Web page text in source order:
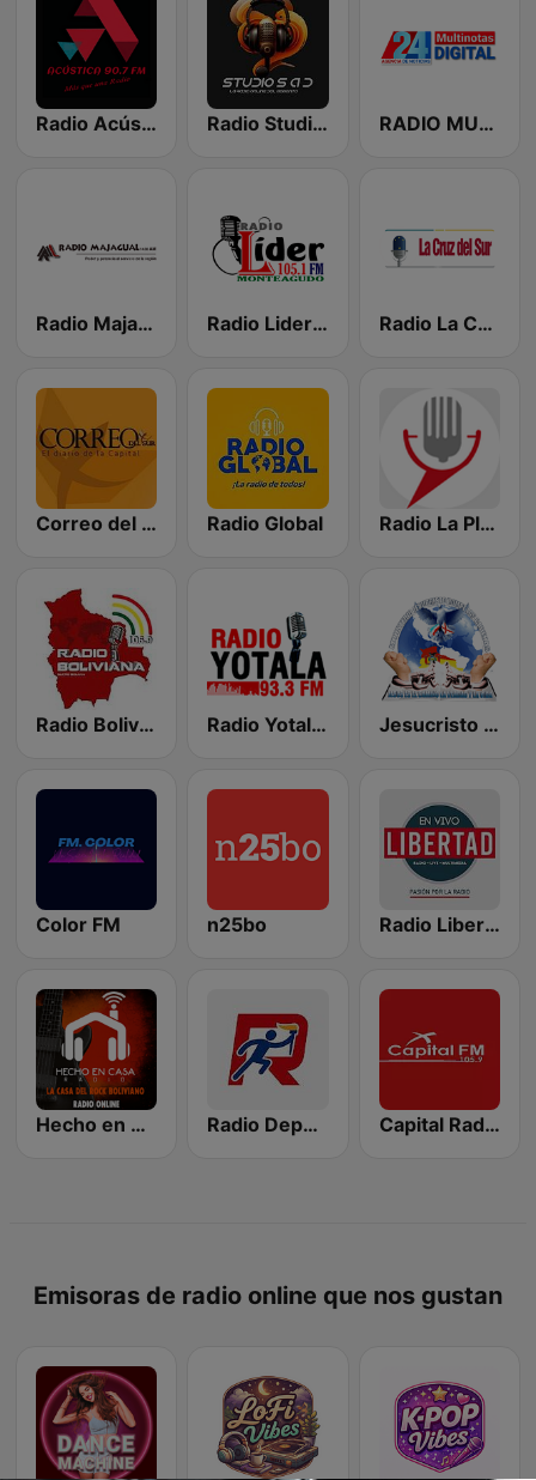
Radio Acústica 90.7 FM Radio Studio Sad Sucre RADIO MULTI NOTAS 24
Radio Majagual Radio Lider Monteagudo Radio La Cruz del Sur
Correo del Sur Radio Radio Global Radio La Plata 99.7 FM
Radio Boliviana Radio Yotala 93.3 FM Jesucristo Rompe las Cadenas
Color FM n25bo Radio Libertad Sucre
Hecho en Casa Radio Deporte Capital Radio FM
Emisoras de radio online que nos gustan